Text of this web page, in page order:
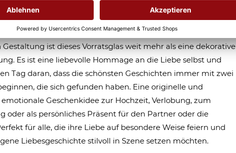
selbst in den Mittelpunkt. Die individuellen Namen
in das Design integriert und machen deutlich: Auch
gehört zu den großen Liebesgeschichten. Mit der
Gestaltung ist dieses Vorratsglas weit mehr als eine dekorative
Es ist eine liebevolle Hommage an die Liebe selbst und
Tag daran, dass die schönsten Geschichten immer mit zwei
die sich gefunden haben. Eine originelle und
Geschenkidee zur Hochzeit, Verlobung, zum
oder als persönliches Präsent für den Partner oder die
für alle, die ihre Liebe auf besondere Weise feiern und
Liebesgeschichte stilvoll in Szene setzen möchten.